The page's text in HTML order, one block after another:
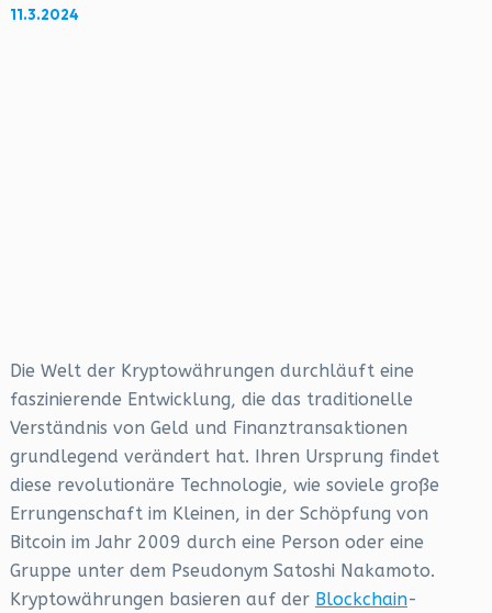
11.3.2024
Die Welt der Kryptowährungen durchläuft eine
faszinierende Entwicklung, die das traditionelle
Verständnis von Geld und Finanztransaktionen
grundlegend verändert hat. Ihren Ursprung findet
diese revolutionäre Technologie, wie soviele große
Errungenschaft im Kleinen, in der Schöpfung von
Bitcoin im Jahr 2009 durch eine Person oder eine
Gruppe unter dem Pseudonym Satoshi Nakamoto.
Kryptowährungen basieren auf der Blockchain-